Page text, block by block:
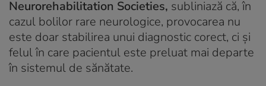
Neurorehabilitation Societies, subliniază că, în
cazul bolilor rare neurologice, provocarea nu
este doar stabilirea unui diagnostic corect, ci și
felul în care pacientul este preluat mai departe
în sistemul de sănătate.